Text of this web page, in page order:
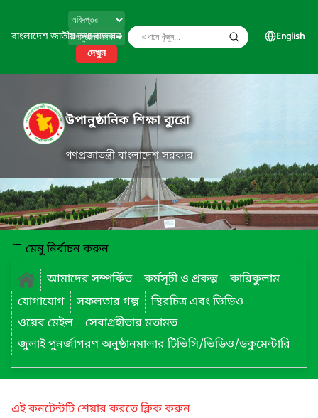
বাংলাদেশ জাতীয় তথ্য বাতায়ন
দেখুন
English
উপানুষ্ঠানিক শিক্ষা ব্যুরো
গণপ্রজাতন্ত্রী বাংলাদেশ সরকার
মেনু নির্বাচন করুন
আমাদের সম্পর্কিত
কর্মসূচী ও প্রকল্প
কারিকুলাম
যোগাযোগ
সফলতার গল্প
স্থিরচিত্র এবং ভিডিও
ওয়েব মেইল
সেবাগ্রহীতার মতামত
জুলাই পুনর্জাগরণ অনুষ্ঠানমালার টিভিসি/ভিডিও/ডকুমেন্টারি
এই কনটেন্টটি শেয়ার করতে ক্লিক করুন